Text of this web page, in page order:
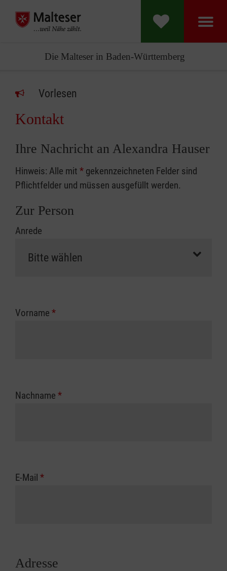
Die Malteser in Baden-Württemberg
Vorlesen
Kontakt
Ihre Nachricht an Alexandra Hauser
Hinweis: Alle mit * gekennzeichneten Felder sind
Pflichtfelder und müssen ausgefüllt werden.
Zur Person
Anrede
Vorname *
Nachname *
E-Mail *
Adresse